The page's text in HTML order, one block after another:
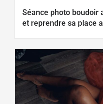
Séance photo boudoir
et reprendre sa place